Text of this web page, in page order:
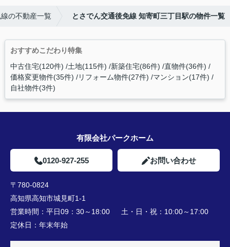
の不動産一覧 とさでん交通後免線 知寄町三丁目駅の物件一覧
おすすめこだわり特集
中古住宅(120件) 土地(115件) 新築住宅(86件) 直物件(36件)
価格変更物件(35件) リフォーム物件(27件) マンション(17件)
自社物件(3件)
有限会社パークホーム
0120-927-255 お問い合わせ
〒780-0824
高知県高知市城見町1-1
営業時間： 平日09：30～18:00 土・日・祝：10:00～17:00
定休日： 年末年始